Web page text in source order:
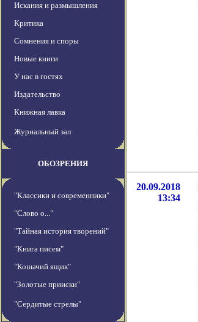
Искания и размышления
Критика
Сомнения и споры
Новые книги
У нас в гостях
Издательство
Книжная лавка
Журнальный зал
ОБОЗРЕНИЯ
"Классики и современники"
"Слово о..."
"Тайная история творений"
"Книга писем"
"Кошачий ящик"
"Золотые прииски"
"Сердитые стрелы"
20.09.2018
13:34